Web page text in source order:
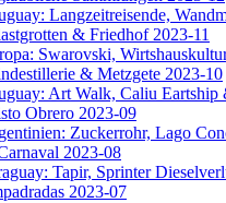
Langzeitreisende,
& Friedhof 2023-11
Swarovski,
& Metzgete 2023-10
Art Walk, Caliu Eartship
Obrero 2023-09
Zuckerrohr, Lago
2023-08
Tapir, Sprinter
2023-07